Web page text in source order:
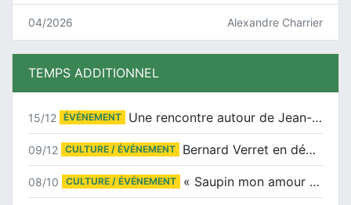
04/2026 Alexandre Charrier
TEMPS ADDITIONNEL
15/12 ÉVÉNEMENT Une rencontre autour de Jean-Claude Suaudeau
09/12 CULTURE / ÉVÉNEMENT Bernard Verret en dédicaces le samedi 13 décembre à l’Espace Culturel Atlantis
08/10 CULTURE / ÉVÉNEMENT « Saupin mon amour » au salon du livre de Trentemoult